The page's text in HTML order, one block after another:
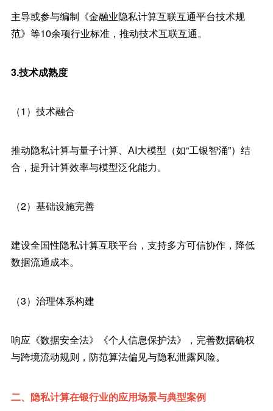
主导或参与编制《金融业隐私计算互联互通平台技术规
范》等10余项行业标准，推动技术互联互通。
3.技术成熟度
（1）技术融合
推动隐私计算与量子计算、AI大模型（如“工银智涌”）结
合，提升计算效率与模型泛化能力。
（2）基础设施完善
建设全国性隐私计算互联平台，支持多方可信协作，降低
数据流通成本。
（3）治理体系构建
响应《数据安全法》《个人信息保护法》，完善数据确权
与跨境流动规则，防范算法偏见与隐私泄露风险。
二、隐私计算在银行业的应用场景与典型案例